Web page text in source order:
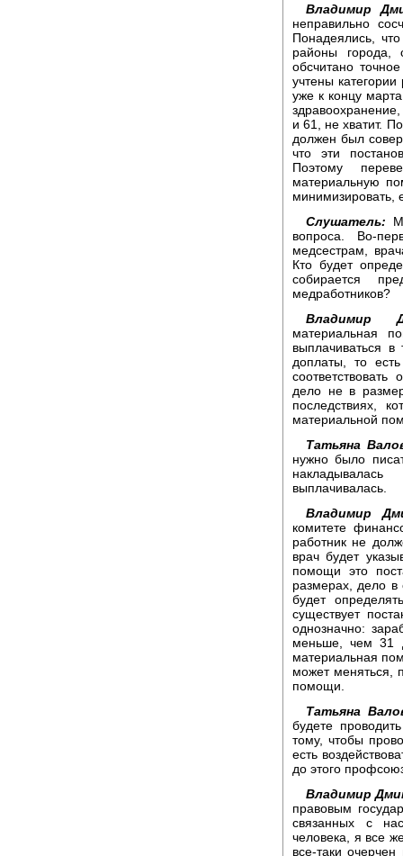
Владимир
неправильно
Понадеялись,
районы города,
обсчитано
учтены
уже к концу
и 61, не хватит.
должен был
что эти
Поэтому
материальную
минимизировать,
Слушатель:
вопроса. Во-
медсестрам,
Кто будет
собирается
медработников?
Владимир
материальная
выплачиваться
доплаты, то
дело не в
последствиях,
материальной
Татьяна
нужно было
выплачивалась.
Владимир
комитете
работник не
врач будет
помощи это
размерах, дело в
будет
существует
однозначно:
меньше, чем 31
материальная
может меняться,
помощи.
Татьяна
будете
тому, чтобы
есть
до этого
Владимир
правовым
связанных с
человека, я все
все-таки